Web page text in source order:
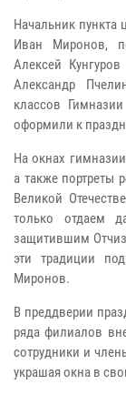
Начальник пункта
Иван Миронов,
Алексей
Александр
классов
оформили к
На окнах
а также портреты
Великой
только отдаем
защитившим
эти традиции
Миронов.
В преддверии
ряда филиалов
сотрудники и
украшая окна в